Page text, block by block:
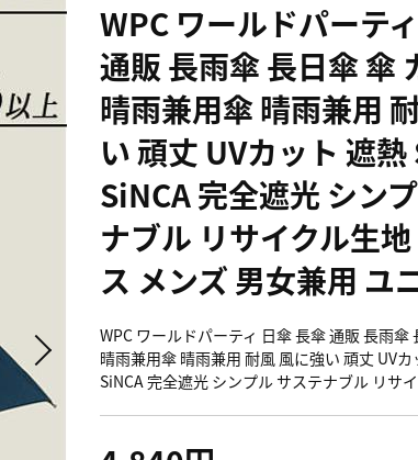
WPC ワールドパーテ
通販 長雨傘 長日傘 傘
晴雨兼用傘 晴雨兼用
い 頑丈 UVカット 遮
SiNCA 完全遮光 シン
ナブル リサイクル生
ス メンズ 男女兼用 ユ
WPC ワールドパーティ 日傘 長傘 通販 長雨傘
晴雨兼用傘 晴雨兼用 耐風 風に強い 頑丈 UV
SiNCA 完全遮光 シンプル サステナブル リサ